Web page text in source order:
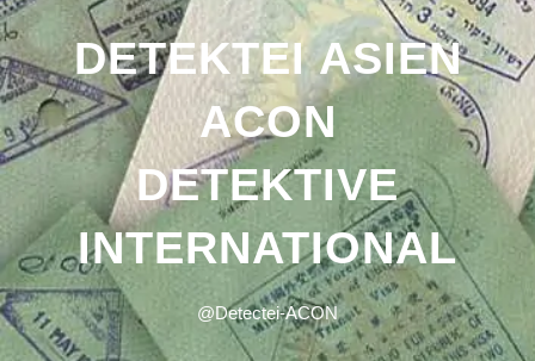
DETEKTEI ASIEN
ACON
DETEKTIVE
INTERNATIONAL
@Detectei-ACON